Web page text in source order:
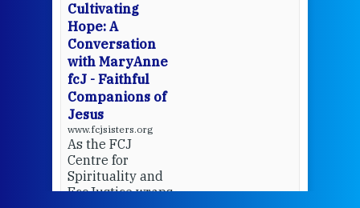
Cultivating
Hope: A
Conversation
with MaryAnne
fcJ - Faithful
Companions of
Jesus
www.fcjsisters.org
As the FCJ
Centre for
Spirituality and
EcoJustice wraps